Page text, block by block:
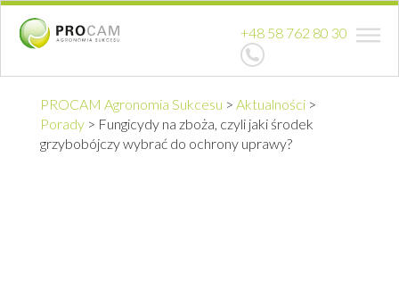
+48 58 762 80 30
PROCAM Agronomia Sukcesu > Aktualności >
Porady > Fungicydy na zboża, czyli jaki środek
grzybobójczy wybrać do ochrony uprawy?